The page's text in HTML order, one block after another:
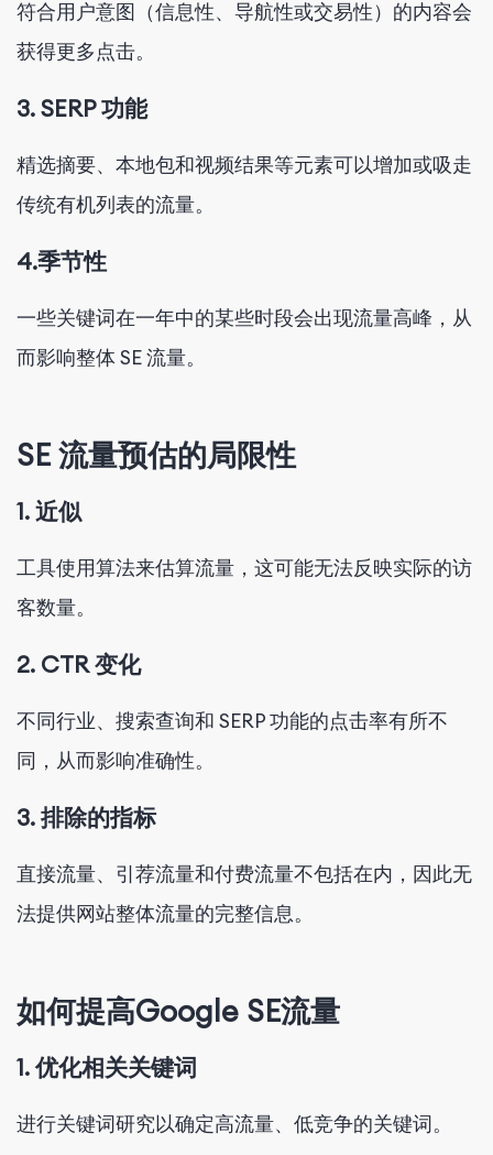
符合用户意图（信息性、导航性或交易性）的内容会
获得更多点击。
3. SERP 功能
精选摘要、本地包和视频结果等元素可以增加或吸走
传统有机列表的流量。
4.季节性
一些关键词在一年中的某些时段会出现流量高峰，从
而影响整体 SE 流量。
SE 流量预估的局限性
1. 近似
工具使用算法来估算流量，这可能无法反映实际的访
客数量。
2. CTR 变化
不同行业、搜索查询和 SERP 功能的点击率有所不
同，从而影响准确性。
3. 排除的指标
直接流量、引荐流量和付费流量不包括在内，因此无
法提供网站整体流量的完整信息。
如何提高Google SE流量
1. 优化相关关键词
进行关键词研究以确定高流量、低竞争的关键词。